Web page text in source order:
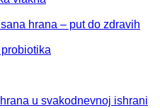
hrana – put do zdravih
u svakodnevnoj ishrani